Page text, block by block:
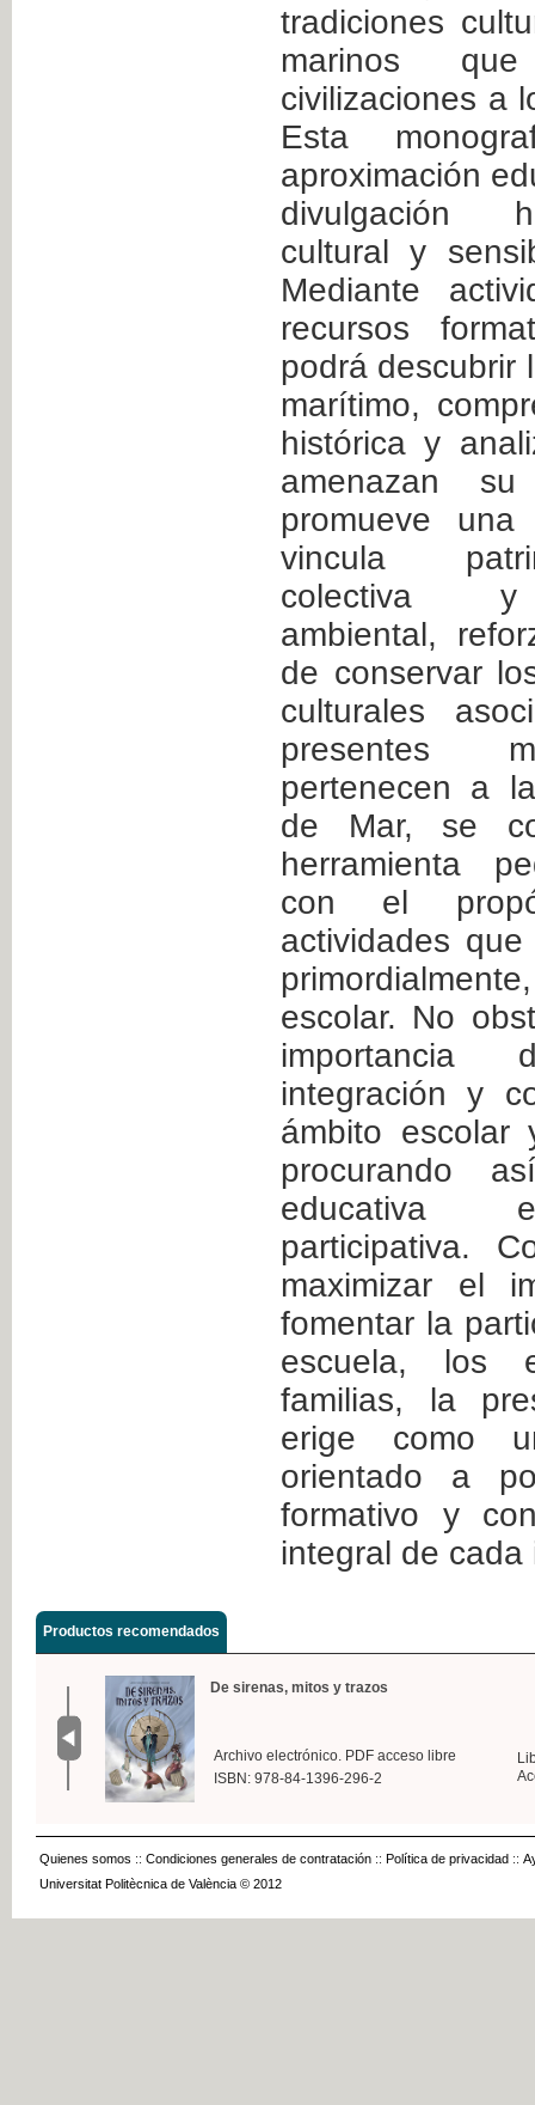
tradiciones
marinos
civilizaciones a
Esta
aproximación
divulgación
cultural y
Mediante
recursos
podrá descubrir
marítimo,
histórica y
amenazan
promueve
vincula
colectiva y
ambiental,
de conservar
culturales
presentes
pertenecen a
de Mar, se
herramienta
con el
actividades
escolar. No
integración y
ámbito escolar
procurando
educativa
participativa.
maximizar el
fomentar la
escuela, los
familias, la
erige como
orientado a
formativo y
integral de cada
Productos recomendados
De sirenas, mitos y trazos
Archivo electrónico. PDF acceso libre
ISBN: 978-84-1396-296-2
Quienes somos :: Condiciones generales de contratación :: Política de privacidad ::
Universitat Politècnica de València © 2012